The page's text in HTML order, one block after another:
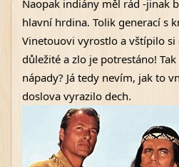
Naopak indiány měl rád -jinak
hlavní hrdina. Tolik generací s
Vinetouovi vyrostlo a vštípilo si
důležité a zlo je potrestáno!
nápady? Já tedy nevím, jak to
doslova vyrazilo dech.